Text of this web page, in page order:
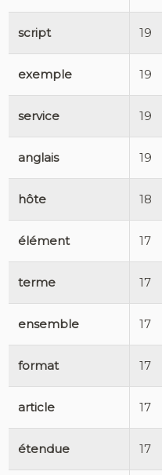
script 19
exemple 19
service 19
anglais 19
hôte 18
élément 17
terme 17
ensemble 17
format 17
article 17
étendue 17